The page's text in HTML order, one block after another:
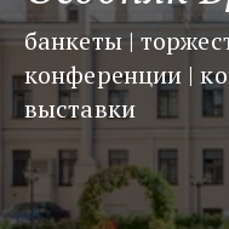
банкеты |
конференции |
выставки